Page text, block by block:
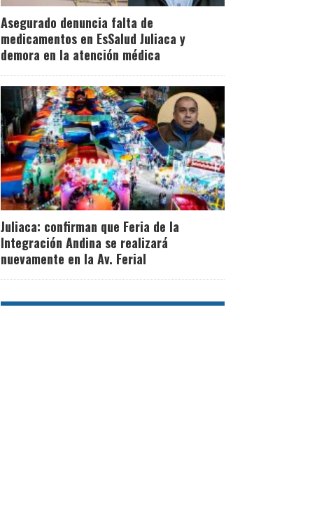
Asegurado denuncia falta de
medicamentos en EsSalud Juliaca y
demora en la atención médica
Juliaca: confirman que Feria de la
Integración Andina se realizará
nuevamente en la Av. Ferial